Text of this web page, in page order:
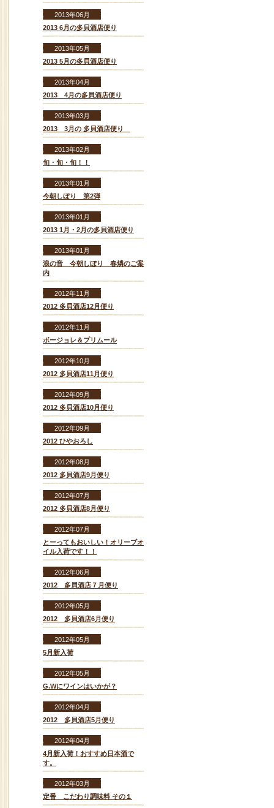
2013年06月
2013 6月の多貝酒店便り
2013年05月
2013 5月の多貝酒店便り
2013年04月
2013 4月の多貝酒店便り
2013年03月
2013 3月の 多貝酒店便り
2013年02月
旬・旬・旬！！
2013年01月
今朝しぼり 第2弾
2013年01月
2013 1月・2月の多貝酒店便り
2013年01月
浪の音 今朝しぼり 春燐のご案
内
2012年11月
2012 多貝酒店12月便り
2012年11月
ボージョレ＆プリムール
2012年10月
2012 多貝酒店11月便り
2012年09月
2012 多貝酒店10月便り
2012年09月
2012 ひやおろし
2012年08月
2012 多貝酒店9月便り
2012年07月
2012 多貝酒店8月便り
2012年07月
とーってもおいしい！オリーブオ
イル入荷です！！
2012年06月
2012 多貝酒店７月便り
2012年05月
2012 多貝酒店6月便り
2012年05月
5月新入荷
2012年05月
G.Wにワインはいかが？
2012年04月
2012 多貝酒店5月便り
2012年04月
4月新入荷！おすすめ日本酒で
す。
2012年03月
定番 こだわり調味料 その１